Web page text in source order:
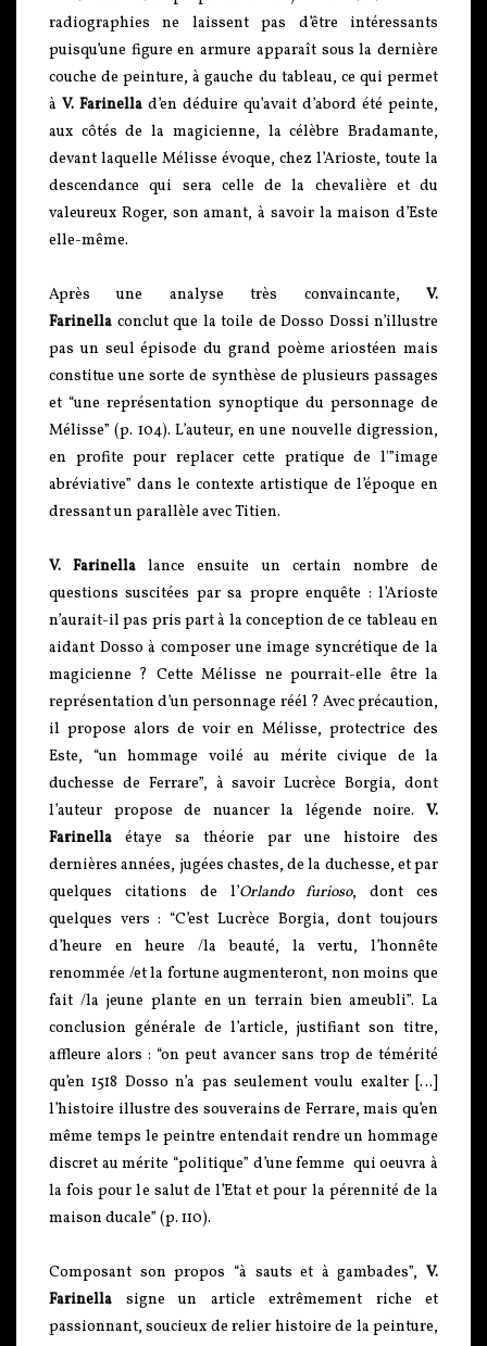
radiographies ne laissent pas d’être intéressants
puisqu’une figure en armure apparaît sous la dernière
couche de peinture, à gauche du tableau, ce qui permet
à V. Farinella d’en déduire qu’avait d’abord été peinte,
aux côtés de la magicienne, la célèbre Bradamante,
devant laquelle Mélisse évoque, chez l’Arioste, toute la
descendance qui sera celle de la chevalière et du
valeureux Roger, son amant, à savoir la maison d’Este
elle-même.
Après une analyse très convaincante, V.
Farinella conclut que la toile de Dosso Dossi n’illustre
pas un seul épisode du grand poème ariostéen mais
constitue une sorte de synthèse de plusieurs passages
et “une représentation synoptique du personnage de
Mélisse” (p. 104). L’auteur, en une nouvelle digression,
en profite pour replacer cette pratique de l'”image
abréviative” dans le contexte artistique de l’époque en
dressant un parallèle avec Titien.
V. Farinella lance ensuite un certain nombre de
questions suscitées par sa propre enquête : l’Arioste
n’aurait-il pas pris part à la conception de ce tableau en
aidant Dosso à composer une image syncrétique de la
magicienne ? Cette Mélisse ne pourrait-elle être la
représentation d’un personnage réél ? Avec précaution,
il propose alors de voir en Mélisse, protectrice des
Este, “un hommage voilé au mérite civique de la
duchesse de Ferrare”, à savoir Lucrèce Borgia, dont
l’auteur propose de nuancer la légende noire. V.
Farinella étaye sa théorie par une histoire des
dernières années, jugées chastes, de la duchesse, et par
quelques citations de l’Orlando furioso, dont ces
quelques vers : “C’est Lucrèce Borgia, dont toujours
d’heure en heure /la beauté, la vertu, l’honnête
renommée /et la fortune augmenteront, non moins que
fait /la jeune plante en un terrain bien ameubli”. La
conclusion générale de l’article, justifiant son titre,
affleure alors : “on peut avancer sans trop de témérité
qu’en 1518 Dosso n’a pas seulement voulu exalter […]
l’histoire illustre des souverains de Ferrare, mais qu’en
même temps le peintre entendait rendre un hommage
discret au mérite “politique” d’une femme qui oeuvra à
la fois pour le salut de l’Etat et pour la pérennité de la
maison ducale” (p. 110).
Composant son propos “à sauts et à gambades”, V.
Farinella signe un article extrêmement riche et
passionnant, soucieux de relier histoire de la peinture,